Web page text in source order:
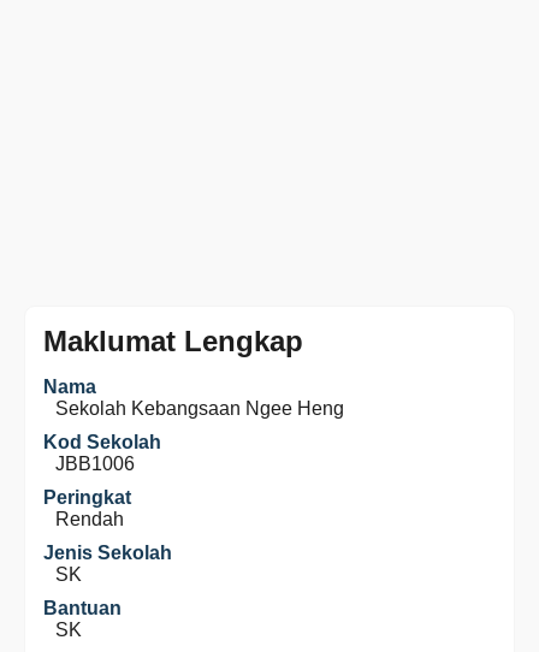
Maklumat Lengkap
Nama
Sekolah Kebangsaan Ngee Heng
Kod Sekolah
JBB1006
Peringkat
Rendah
Jenis Sekolah
SK
Bantuan
SK